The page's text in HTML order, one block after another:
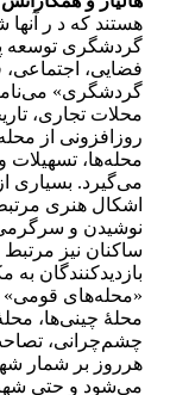
هستند که د ر
گردشگری توسعه
فضایی،
گردشگری»
محلات تجاری،
روزافزونی از
محله‌ها، تسهیلات
می‌گیرد. بسیاری
اشکال هنری
نوشیدن و
بازدیدکنندگان
«محله‌های قومی»
محلۀ چینی‌ها، محلۀ
چشم‌چرانی،
هرروز بر شمار
می‌شود و حتی